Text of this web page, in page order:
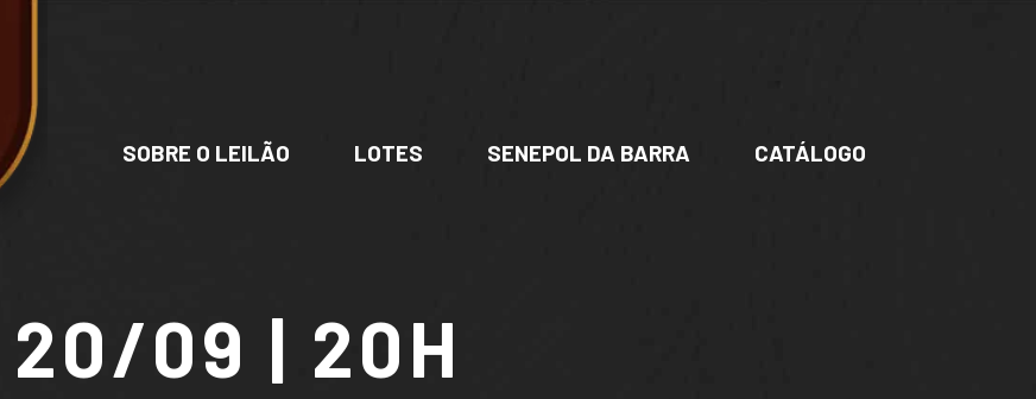
SOBRE O LEILÃO LOTES SENEPOL DA BARRA CATÁLOGO
20/09 | 20H